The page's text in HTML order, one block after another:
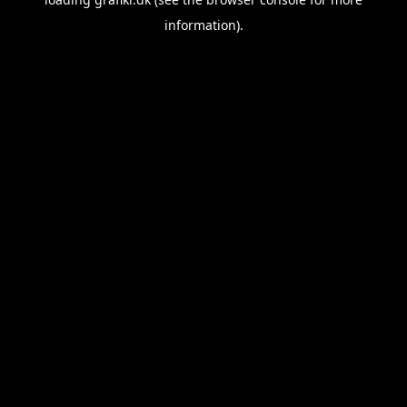
information).